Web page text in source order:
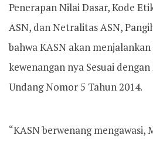
Penerapan Nilai Dasar, Kode
ASN, dan Netralitas ASN,
bahwa KASN akan
kewenangan nya Sesuai
Undang Nomor 5 Tahun 2014.
“KASN berwenang